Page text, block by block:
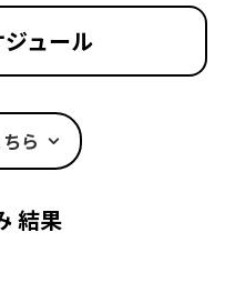
ュール
ら
結果